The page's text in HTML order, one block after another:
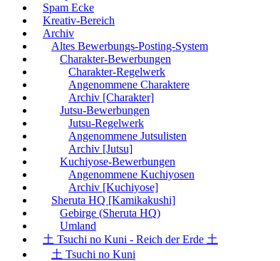
Spam Ecke
Kreativ-Bereich
Archiv
Altes Bewerbungs-Posting-System
Charakter-Bewerbungen
Charakter-Regelwerk
Angenommene Charaktere
Archiv [Charakter]
Jutsu-Bewerbungen
Jutsu-Regelwerk
Angenommene Jutsulisten
Archiv [Jutsu]
Kuchiyose-Bewerbungen
Angenommene Kuchiyosen
Archiv [Kuchiyose]
Sheruta HQ [Kamikakushi]
Gebirge (Sheruta HQ)
Umland
土 Tsuchi no Kuni - Reich der Erde 土
土 Tsuchi no Kuni